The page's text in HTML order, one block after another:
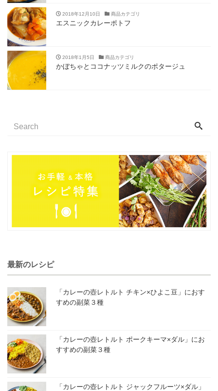
2018年12月10日 商品カテゴリ
エスニックカレーポトフ
2018年1月5日 商品カテゴリ
かぼちゃとココナッツミルクのポタージュ
最新のレシピ
「カレーの壺レトルト チキン×ひよこ豆」におす
すめの副菜３種
「カレーの壺レトルト ポークキーマ×ダル」にお
すすめの副菜３種
「カレーの壺レトルト ジャックフルーツ×ダル」